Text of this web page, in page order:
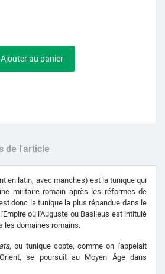
Ajouter au panier
de l'article
en latin, avec manches) est la tunique qui
militaire romain après les réformes de
donc la tunique la plus répandue dans le
où l'Auguste ou Basileus est intitulé
les domaines romains.
, ou tunique copte, comme on l'appelait
se poursuit au Moyen Âge dans